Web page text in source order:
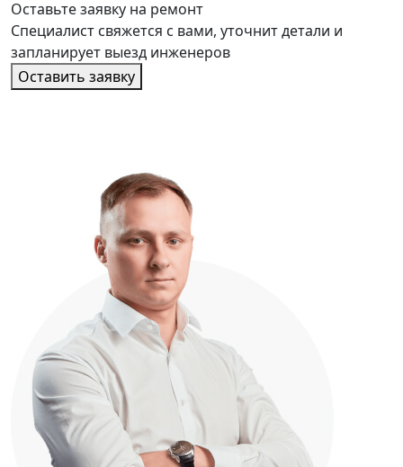
Оставьте заявку на ремонт
Специалист свяжется с вами, уточнит детали и
запланирует выезд инженеров
Оставить заявку